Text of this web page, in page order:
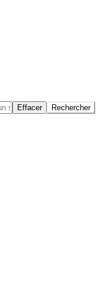
Effacer Rechercher